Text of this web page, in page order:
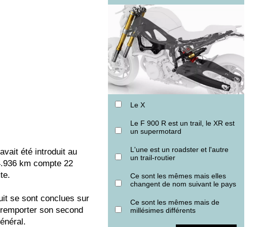
été introduit au
km compte 22
se sont conclues sur
son second
Le X
Le F 900 R est un trail, le XR est
un supermotard
L'une est un roadster et l'autre
un trail-routier
Ce sont les mêmes mais elles
changent de nom suivant le pays
Ce sont les mêmes mais de
millésimes différents